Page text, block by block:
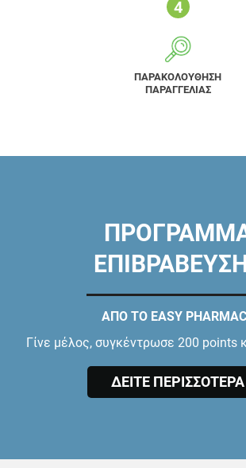
ΠΑΡΑΚΟΛΟΥΘΗΣΗ
ΠΑΡΑΓΓΕΛΙΑΣ
ΑΠΟ ΤΟ EASY
Γίνε μέλος, συγκέντρωσε 200 points
ΔΕΙΤΕ ΠΕΡΙΣΣΟΤΕΡΑ